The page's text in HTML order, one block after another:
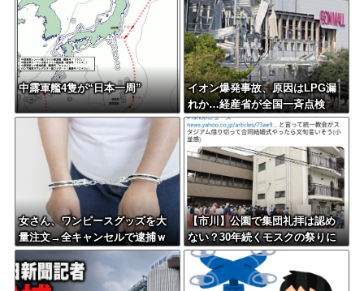
中露軍艦4隻が“日本一周”
イオン爆発事故、原因はLPG漏
れか…経産省が全国一斉点検
女さん、ワンピースグッズを大
量注文→全キャンセルで逮捕ｗ
ｗｗ
【市川】公園で集団礼拝は認め
ない？30年続くモスクの祭りに
異変 元参政党の市議とムスリ
ムは「直接話そう」 ＳＮＳと
地元に温度差